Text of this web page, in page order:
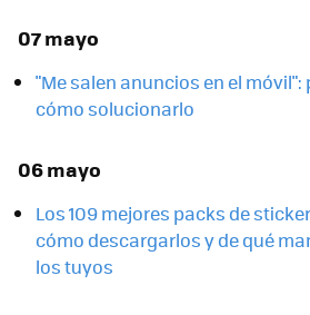
07 mayo
"Me salen anuncios en el
cómo solucionarlo
06 mayo
Los 109 mejores packs de
cómo descargarlos y de qué
los tuyos